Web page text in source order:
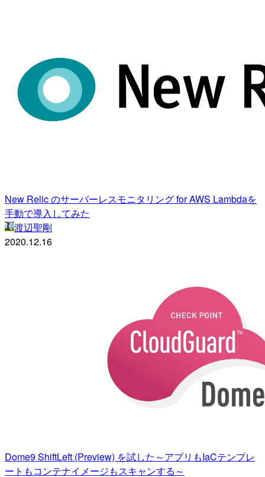
New Relic のサーバーレスモニタリング for AWS Lambdaを
手動で導入してみた
渡辺聖剛
2020.12.16
Dome9 ShiftLeft (Preview) を試した～アプリもIaCテンプレ
ートもコンテナイメージもスキャンする～